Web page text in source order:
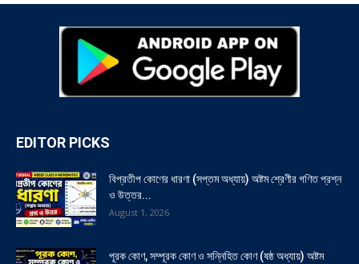
EDITOR PICKS
বিপ্রতীপ কোণের ধারণা (সপ্তম অধ্যায়) অষ্টম শ্রেণীর গণিত প্রশ্ন
ও উত্তর...
August 1, 2026
পূরক কোণ, সম্পূরক কোণ ও সন্নিহিত কোণ (ষষ্ঠ অধ্যায়) অষ্টম